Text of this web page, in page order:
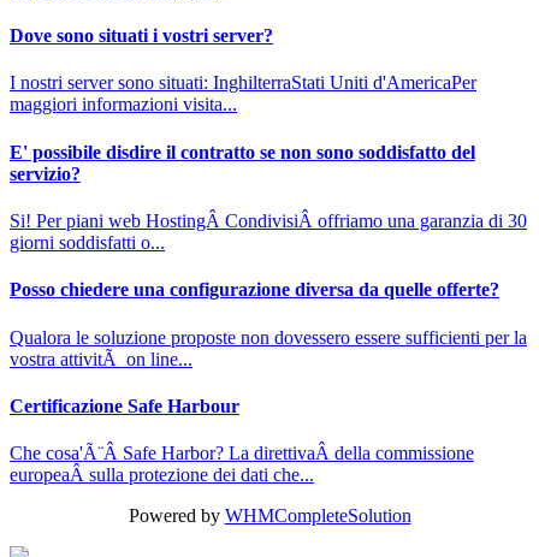
Dove sono situati i vostri server?
I nostri server sono situati: InghilterraStati Uniti d'AmericaPer
maggiori informazioni visita...
E' possibile disdire il contratto se non sono soddisfatto del
servizio?
Si! Per piani web HostingÂ CondivisiÂ offriamo una garanzia di 30
giorni soddisfatti o...
Posso chiedere una configurazione diversa da quelle offerte?
Qualora le soluzione proposte non dovessero essere sufficienti per la
vostra attivitÃ on line...
Certificazione Safe Harbour
Che cosa'Ã¨Â Safe Harbor? La direttivaÂ della commissione
europeaÂ sulla protezione dei dati che...
Powered by WHMCompleteSolution